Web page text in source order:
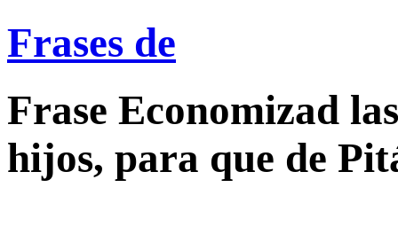
Frases de
Frase Economizad
hijos, para que de